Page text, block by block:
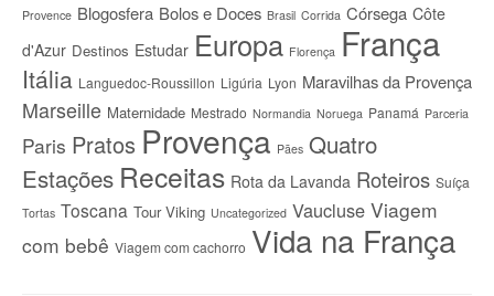
Provence Blogosfera Bolos e Doces Brasil Corrida Córsega Côte
d'Azur Destinos Estudar Europa Florença França
Itália Languedoc-Roussillon Ligúria Lyon Maravilhas da Provença
Marseille Maternidade Mestrado Normandia Noruega Panamá Parceria
Paris Pratos Provença Pães Quatro
Estações Receitas Rota da Lavanda Roteiros Suíça
Tortas Toscana Tour Viking Uncategorized Vaucluse Viagem
com bebê Viagem com cachorro Vida na França